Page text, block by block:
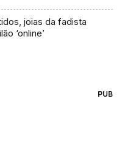
joias da fadista
‘online’
PUB